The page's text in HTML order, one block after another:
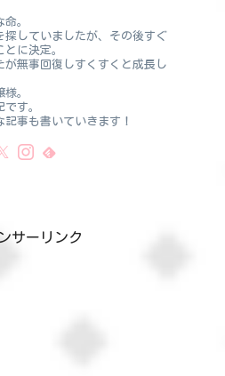
。
探していましたが、その後すぐ
に決定。
が無事回復しすくすくと成長し
。
す。
事も書いていきます！
サーリンク